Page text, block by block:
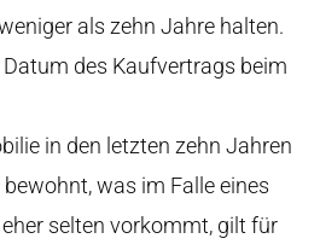
als zehn Jahre halten.
des Kaufvertrags beim
in den letzten zehn Jahren
was im Falle eines
selten vorkommt, gilt für